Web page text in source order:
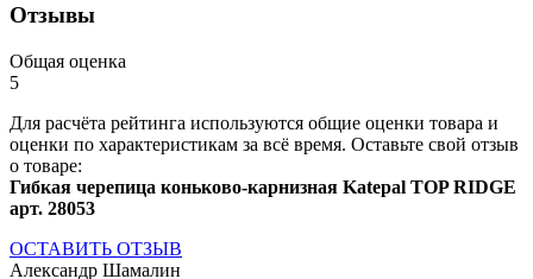
Отзывы
Общая оценка
5
Для расчёта рейтинга используются общие оценки товара и
оценки по характеристикам за всё время. Оставьте свой отзыв
о товаре:
Гибкая черепица коньково-карнизная Katepal TOP RIDGE
арт. 28053
ОСТАВИТЬ ОТЗЫВ
Александр Шамалин